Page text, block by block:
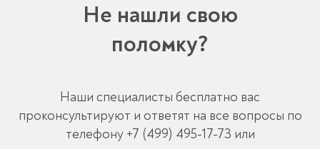
Не нашли свою
поломку?
Наши специалисты бесплатно вас
проконсультируют и ответят на все вопросы по
телефону +7 (499) 495-17-73 или